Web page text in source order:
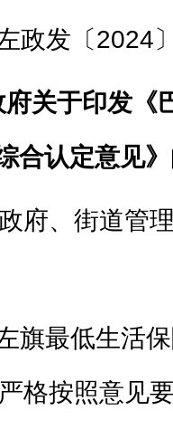
政发〔2024
府关于印发《
合认定意见
府、街道管
旗最低生活
格按照意见